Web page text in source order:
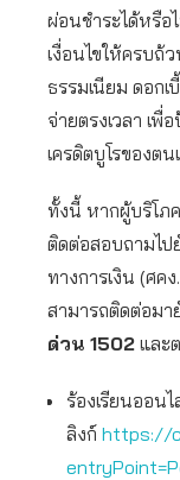
ผ่อนชำระได้หรือ
เงื่อนไขให้ครบถ้
ธรรมเนียม ดอก
จ่ายตรงเวลา เ
เครดิตบูโรของตน
ทั้งนี้ หากผู้บริโภ
ติดต่อสอบถามไป
ทางการเงิน (ศค
สามารถติดต่อมา
ด่วน 1502 และ
ร้องเรียนออน
ลิงก์ https://